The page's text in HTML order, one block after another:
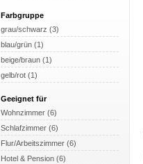
Farbgruppe
grau/schwarz (3)
blau/grün (1)
beige/braun (1)
gelb/rot (1)
Geeignet für
Wohnzimmer (6)
Schlafzimmer (6)
Flur/Arbeitszimmer (6)
Hotel & Pension (6)